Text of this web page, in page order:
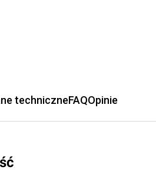
techniczneFAQOpinie